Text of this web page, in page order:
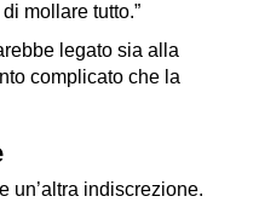
mollare tutto.”
legato sia alla
complicato che la
un’altra indiscrezione.